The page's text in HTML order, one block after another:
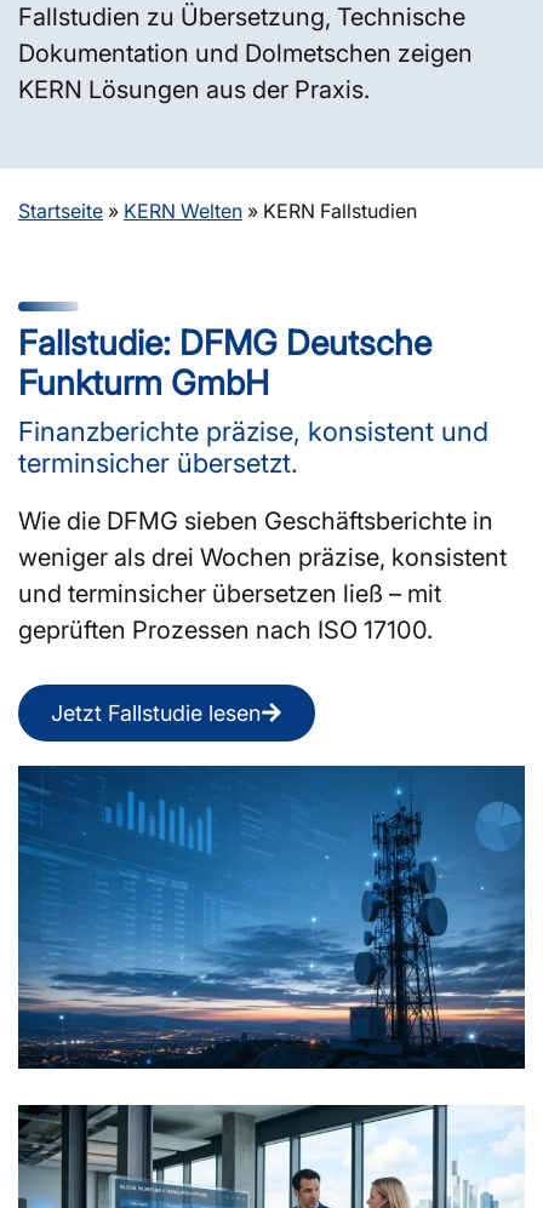
Fallstudien zu Übersetzung, Technische
Dokumentation und Dolmetschen zeigen
KERN Lösungen aus der Praxis.
Startseite » KERN Welten » KERN Fallstudien
Fallstudie: DFMG Deutsche
Funkturm GmbH
Finanzberichte präzise, konsistent und
terminsicher übersetzt.
Wie die DFMG sieben Geschäftsberichte in
weniger als drei Wochen präzise, konsistent
und terminsicher übersetzen ließ – mit
geprüften Prozessen nach ISO 17100.
Jetzt Fallstudie lesen